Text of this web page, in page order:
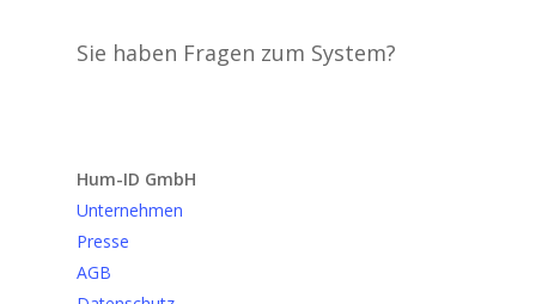
Sie haben Fragen zum System?
Hum-ID GmbH
Unternehmen
Presse
AGB